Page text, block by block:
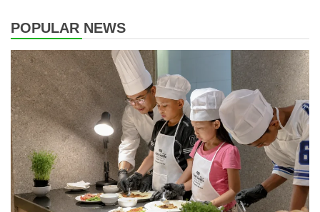
POPULAR NEWS